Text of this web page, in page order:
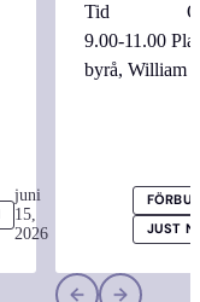
juni
15,
2026
Tid
9.00-11.00
byrå, William
JUST